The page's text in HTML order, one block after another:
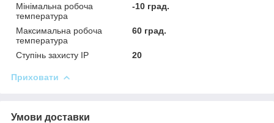
Мінімальна робоча
температура
-10 град.
Максимальна робоча
температура
60 град.
Ступінь захисту IP 20
Приховати
Умови доставки